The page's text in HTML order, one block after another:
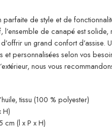
de style et de
de canapé est
un grand confort
personnalisées selon vos
nous vous
tissu (100 % polyester)
H)
cm (l x P x H)